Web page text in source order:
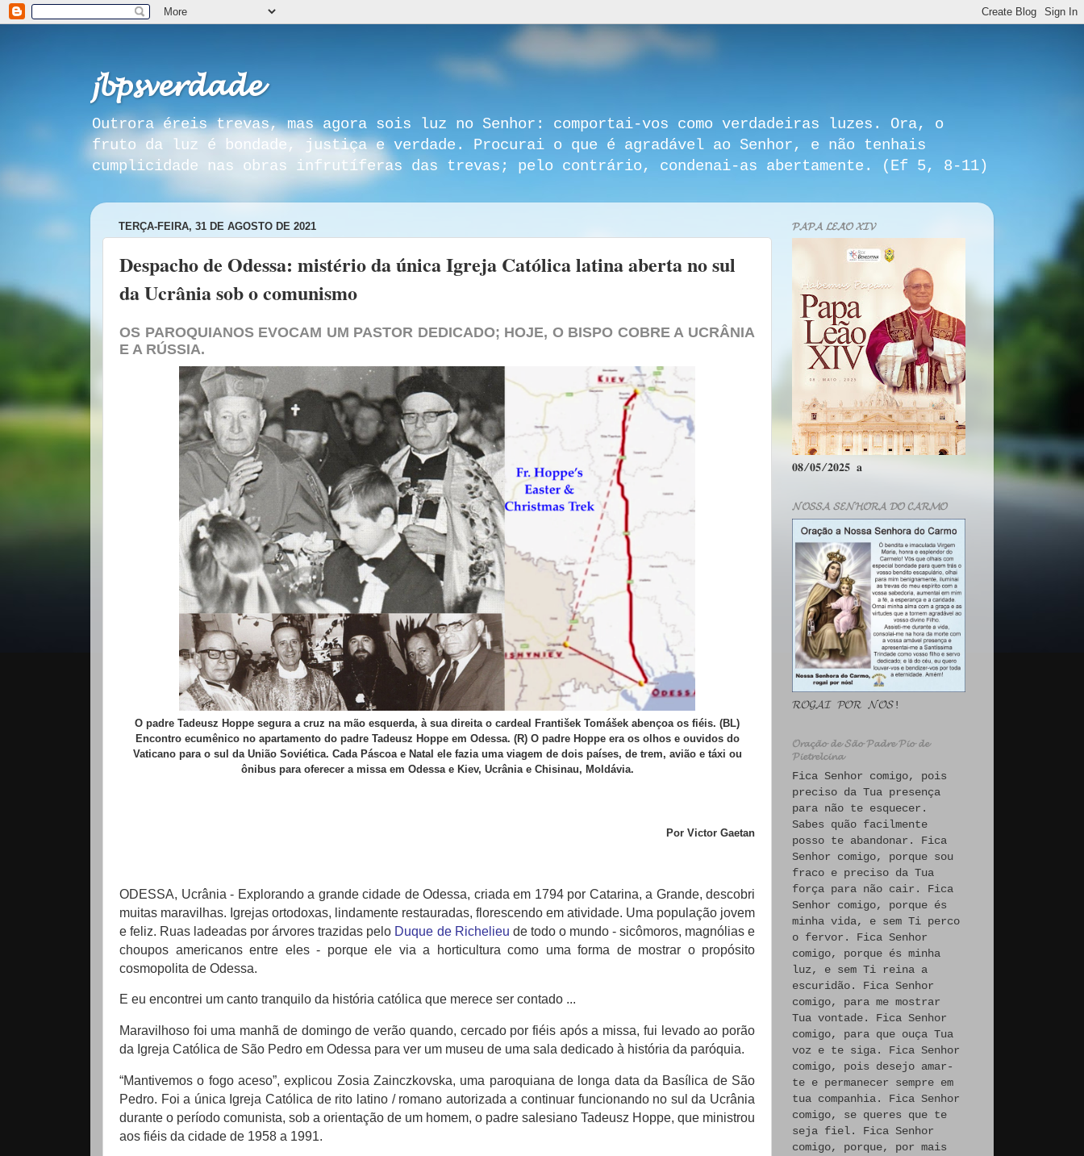
𝓳𝓫𝓹𝓼𝓿𝓮𝓻𝓭𝓪𝓭𝓮
Outrora éreis trevas, mas agora sois luz no Senhor: comportai-vos como verdadeiras luzes. Ora, o
fruto da luz é bondade, justiça e verdade. Procurai o que é agradável ao Senhor, e não tenhais
cumplicidade nas obras infrutíferas das trevas; pelo contrário, condenai-as abertamente. (Ef 5, 8-11)
TERÇA-FEIRA, 31 DE AGOSTO DE 2021
Despacho de Odessa: mistério da única Igreja Católica latina aberta no sul
da Ucrânia sob o comunismo
OS PAROQUIANOS EVOCAM UM PASTOR DEDICADO; HOJE, O BISPO COBRE A UCRÂNIA
E A RÚSSIA.
O padre Tadeusz Hoppe segura a cruz na mão esquerda, à sua direita o cardeal František Tomášek abençoa os fiéis. (BL)
Encontro ecumênico no apartamento do padre Tadeusz Hoppe em Odessa. (R) O padre Hoppe era os olhos e ouvidos do
Vaticano para o sul da União Soviética. Cada Páscoa e Natal ele fazia uma viagem de dois países, de trem, avião e táxi ou
ônibus para oferecer a missa em Odessa e Kiev, Ucrânia e Chisinau, Moldávia.
Por Victor Gaetan
ODESSA, Ucrânia - Explorando a grande cidade de Odessa, criada em 1794 por Catarina, a Grande, descobri
muitas maravilhas. Igrejas ortodoxas, lindamente restauradas, florescendo em atividade. Uma população jovem
e feliz. Ruas ladeadas por árvores trazidas pelo Duque de Richelieu de todo o mundo - sicômoros, magnólias e
choupos americanos entre eles - porque ele via a horticultura como uma forma de mostrar o propósito
cosmopolita de Odessa.
E eu encontrei um canto tranquilo da história católica que merece ser contado ...
Maravilhoso foi uma manhã de domingo de verão quando, cercado por fiéis após a missa, fui levado ao porão
da Igreja Católica de São Pedro em Odessa para ver um museu de uma sala dedicado à história da paróquia.
“Mantivemos o fogo aceso”, explicou Zosia Zainczkovska, uma paroquiana de longa data da Basílica de São
Pedro. Foi a única Igreja Católica de rito latino / romano autorizada a continuar funcionando no sul da Ucrânia
durante o período comunista, sob a orientação de um homem, o padre salesiano Tadeusz Hoppe, que ministrou
aos fiéis da cidade de 1958 a 1991.
𝓟𝓐𝓟𝓐 𝓛𝓔𝓐̃𝓞 𝓧𝓘𝓥
𝟎𝟖/𝟎𝟓/𝟐𝟎𝟐𝟓 𝐚
𝓝𝓞𝓢𝓢𝓐 𝓢𝓔𝓝𝓗𝓞𝓡𝓐 𝓓𝓞 𝓒𝓐𝓡𝓜𝓞
𝓡𝓞𝓖𝓐𝓘 𝓟𝓞𝓡 𝓝𝓞́𝓢!
𝓞𝓻𝓪𝓬̧𝓪̃𝓸 𝓭𝓮 𝓢𝓪̃𝓸 𝓟𝓪𝓭𝓻𝓮 𝓟𝓲𝓸 𝓭𝓮
𝓟𝓲𝓮𝓽𝓻𝓮𝓵𝓬𝓲𝓷𝓪
Fica Senhor comigo, pois
preciso da Tua presença
para não te esquecer.
Sabes quão facilmente
posso te abandonar. Fica
Senhor comigo, porque sou
fraco e preciso da Tua
força para não cair. Fica
Senhor comigo, porque és
minha vida, e sem Ti perco
o fervor. Fica Senhor
comigo, porque és minha
luz, e sem Ti reina a
escuridão. Fica Senhor
comigo, para me mostrar
Tua vontade. Fica Senhor
comigo, para que ouça Tua
voz e te siga. Fica Senhor
comigo, pois desejo amar-
te e permanecer sempre em
tua companhia. Fica Senhor
comigo, se queres que te
seja fiel. Fica Senhor
comigo, porque, por mais